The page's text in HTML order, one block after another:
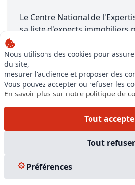
Le Centre National de
sa liste d'experts immobiliers
région Provence-Alpes-Côte
TOULON se situe à une
a une superficie de 44.19
INSEE 83137 et sa population
Nous utilisons des cookies pour
du site,
mesurer l'audience et proposer des
Vous pouvez accepter ou refuser les
En savoir plus sur notre politique de
Tout
Tout refuser
Préférences